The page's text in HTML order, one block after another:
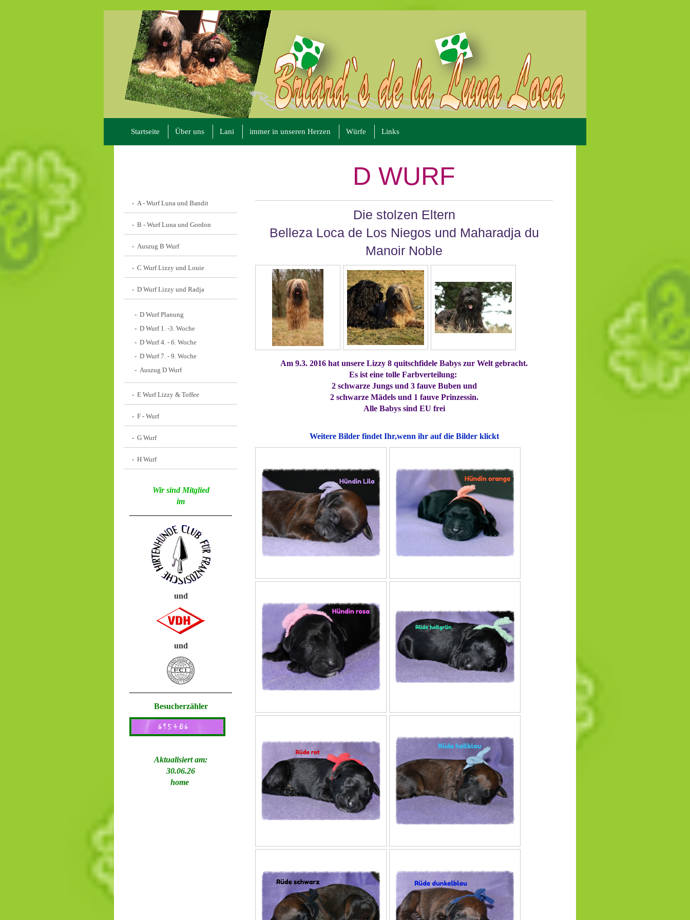
Startseite Über uns Lani immer in unseren Herzen Würfe Links
A - Wurf Luna und Bandit
B - Wurf Luna und Gordon
Auszug B Wurf
C Wurf Lizzy und Louie
D Wurf Lizzy und Radja
D Wurf Planung
D Wurf 1. -3. Woche
D Wurf 4. - 6. Woche
D Wurf 7. - 9. Woche
Auszug D Wurf
E Wurf Lizzy & Toffee
F - Wurf
G Wurf
H Wurf
Wir sind Mitglied
im
und
und
Besucherzähler
Aktualisiert am:
30.06.26
home
D WURF
Die stolzen Eltern
Belleza Loca de Los Niegos und Maharadja du
Manoir Noble
Am 9.3. 2016 hat unsere Lizzy 8 quitschfidele Babys zur Welt gebracht.
Es ist eine tolle Farbverteilung:
2 schwarze Jungs und 3 fauve Buben und
2 schwarze Mädels und 1 fauve Prinzessin.
Alle Babys sind EU frei
Weitere Bilder findet Ihr,wenn ihr auf die Bilder klickt